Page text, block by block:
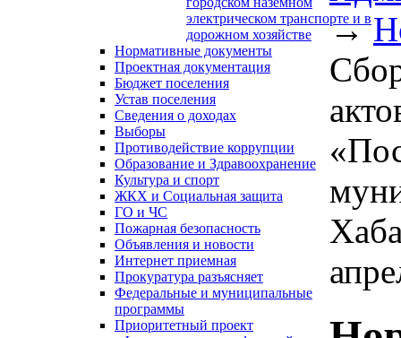
электрическом транспорте и в
дорожном хозяйстве
Нормативные документы
Проектная документация
Бюджет поселения
Устав поселения
Сведения о доходах
Выборы
Противодействие коррупции
Образование и Здравоохранение
Культура и спорт
ЖКХ и Социальная защита
ГО и ЧС
Пожарная безопасность
Объявления и новости
Интернет приемная
Прокуратура разъясняет
Федеральные и муниципальные
программы
Приоритетный проект
→